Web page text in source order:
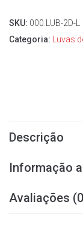
SKU: 000.LUB-2D-L
Categoria:
Luvas
Descrição
Informação
Avaliações